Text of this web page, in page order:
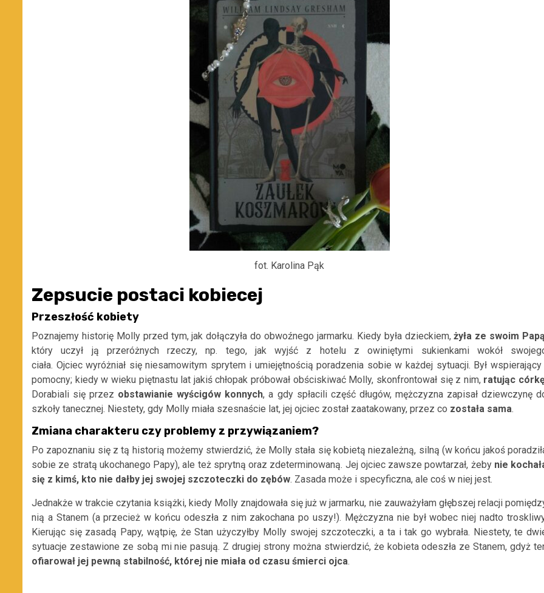
fot. Karolina Pąk
Zepsucie postaci kobiecej
Przeszłość kobiety
Poznajemy historię Mollyprzed tym, jak dołączyła do obwoźnego jarmarku. Kiedy była dzieckiem,żyła ze swoim P
który uczył ją przeróżnych rzeczy, np. tego, jak wyjść z hotelu z owiniętymi sukienkami wokół
ciała. Ojciecwyróżniał sięniesamowitym sprytem i umiejętnością poradzenia sobie w każdej sytuacji. Był
pomocny; kiedy w wieku piętnastu lat jakiś chłopak próbował obściskiwać Molly, skonfrontował się z nim, ratując
Dorabiali się przez obstawianie wyścigów konnych, a gdy spłacili część długów, mężczyzna zapisał dziewczynę
szkoły tanecznej. Niestety, gdy Molly miała szesnaście lat, jej ojciec został zaatakowany, przez co została sama.
Zmiana charakteru czy problemy z przywiązaniem?
Po zapoznaniu się z tą historią możemy stwierdzić, że Molly stała się kobietą niezależną, silną (w końcu jakoś
sobie ze stratą ukochanego Papy), ale teżsprytną oraz zdeterminowaną. Jej ojciec zawsze powtarzał, żeby nie
się z kimś, kto nie dałby jej swojej szczoteczki do zębów. Zasada może i specyficzna, ale coś w niej jest.
Jednakże w trakcie czytania książki, kiedy Molly znajdowała się już w jarmarku, nie zauważyłam głębszej relacji
nią a Stanem (a przecież w końcu odeszła z nim zakochana po uszy!). Mężczyzna nie był wobec niejnadto
Kierując się zasadą Papy, wątpię, że Stan użyczyłby Mollyswojej szczoteczki, a ta i tak go wybrała. Niestety,te
sytuacje zestawione ze sobą mi nie pasują. Z drugiej strony można stwierdzić, że kobietaodeszła ze Stanem, gdyż
ofiarował jej pewną stabilność, której nie miała od czasu śmierci ojca.